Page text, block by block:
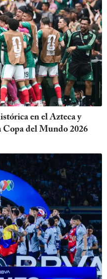
en el Azteca y
Copa del Mundo 2026